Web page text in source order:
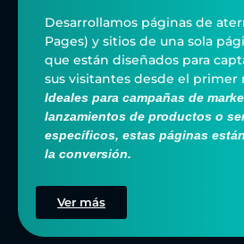
Desarrollamos páginas de
Pages) y sitios de una sola
que están diseñados para
sus visitantes desde el primer
Ideales para campañas de
lanzamientos de productos o
específicos, estas páginas
la conversión.
Ver más